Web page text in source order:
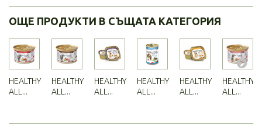
ОЩЕ ПРОДУКТИ В СЪЩАТА КАТЕГОРИЯ
HEALTHY
ALL...
HEALTHY
ALL...
HEALTHY
ALL...
HEALTHY
ALL...
HEALTHY
ALL...
HEALTHY
ALL...